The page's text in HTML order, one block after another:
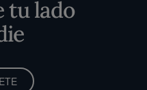
tu lado